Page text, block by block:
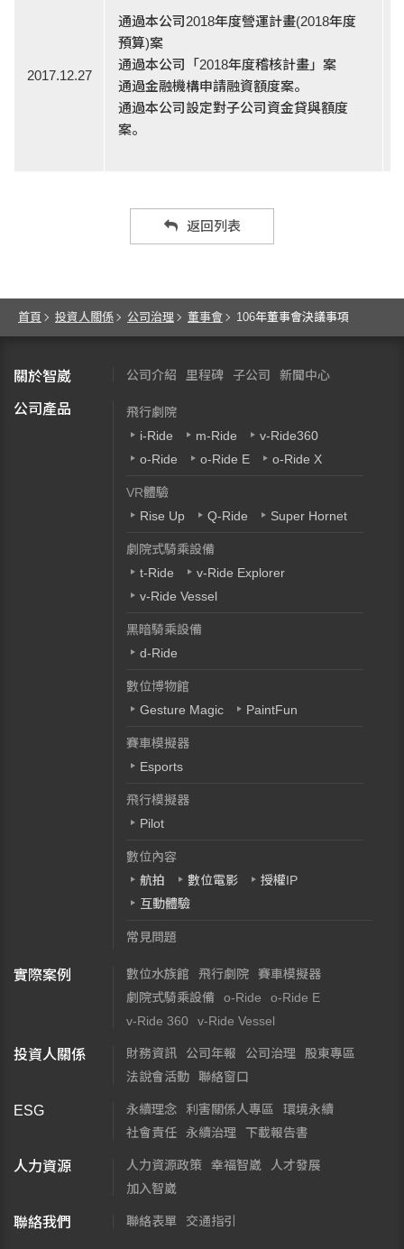
2017.12.27
通過本公司2018年度營運計畫(2018年度
預算)案
通過本公司「2018年度稽核計畫」案
通過金融機構申請融資額度案。
通過本公司設定對子公司資金貸與額度
案。
返回列表
首頁 投資人關係 公司治理 董事會 106年董事會決議事項
關於智崴 公司介紹 里程碑 子公司 新聞中心
公司產品
飛行劇院
i-Ride
m-Ride
v-Ride360
o-Ride
o-Ride E o-Ride X
VR體驗
Rise Up
Q-Ride Super Hornet
劇院式騎乘設備
t-Ride
v-Ride Explorer
v-Ride Vessel
黑暗騎乘設備
d-Ride
數位博物館
Gesture Magic
PaintFun
賽車模擬器
Esports
飛行模擬器
Pilot
數位內容
航拍
數位電影
授權IP
互動體驗
常見問題
實際案例 數位水族館 飛行劇院
賽車模擬器
劇院式騎乘設備
o-Ride
o-Ride E
v-Ride 360
v-Ride Vessel
投資人關係 財務資訊 公司年報 公司治理
股東專區
法說會活動
聯絡窗口
ESG 永續理念 利害關係人專區
環境永續
社會責任
永續治理 下載報告書
人力資源 人力資源政策 幸福智崴
人才發展
加入智崴
聯絡我們 聯絡表單 交通指引